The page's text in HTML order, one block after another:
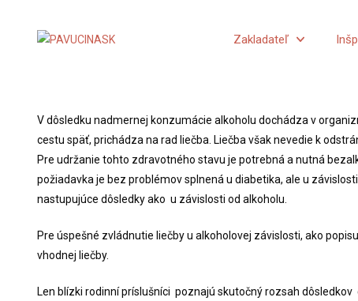
Zakladateľ
V dôsledku nadmernej konzumácie alkoholu dochádza v
cestu späť, prichádza na rad liečba. Liečba však nevedie k
Pre udržanie tohto zdravotného stavu je potrebná a nutná
požiadavka je bez problémov splnená u diabetika, ale u
nastupujúce dôsledky ako u závislosti od alkoholu.
Pre úspešné zvládnutie liečby u alkoholovej závislosti, ako
vhodnej liečby.
Len blízki rodinní príslušníci poznajú skutočný rozsah